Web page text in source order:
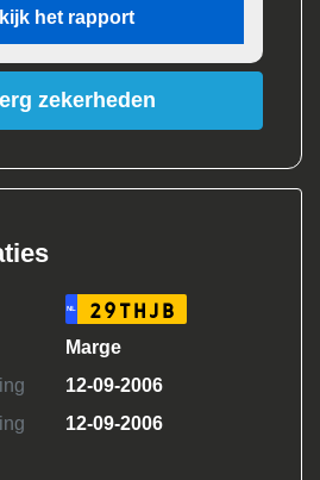
het rapport
zekerheden
NL 29THJB
Marge
12-09-2006
12-09-2006